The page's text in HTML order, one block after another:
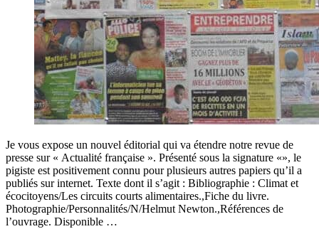
Je vous expose un nouvel éditorial qui va étendre notre revue de
presse sur « Actualité française ». Présenté sous la signature «», le
pigiste est positivement connu pour plusieurs autres papiers qu’il a
publiés sur internet. Texte dont il s’agit : Bibliographie : Climat et
écocitoyens/Les circuits courts alimentaires.,Fiche du livre.
Photographie/Personnalités/N/Helmut Newton.,Références de
l’ouvrage. Disponible …